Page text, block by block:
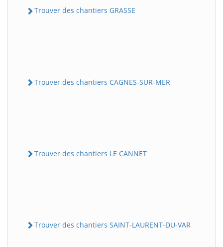
Trouver des chantiers GRASSE
Trouver des chantiers CAGNES-SUR-MER
Trouver des chantiers LE CANNET
Trouver des chantiers SAINT-LAURENT-DU-VAR